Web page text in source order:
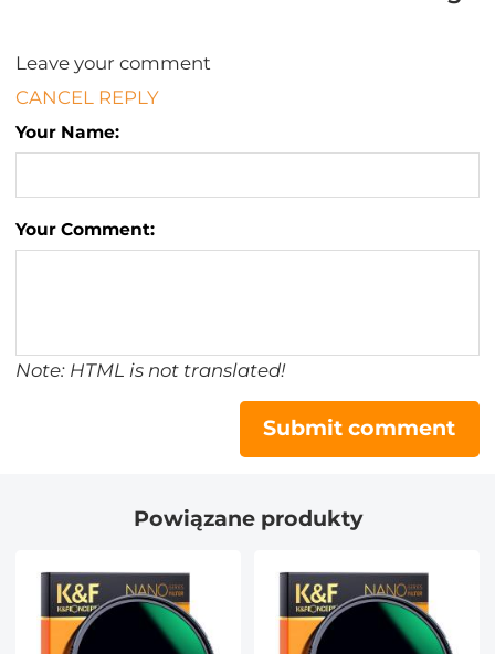
Leave your comment
CANCEL REPLY
Your Name:
Your Comment:
Note: HTML is not translated!
Submit comment
Powiązane produkty